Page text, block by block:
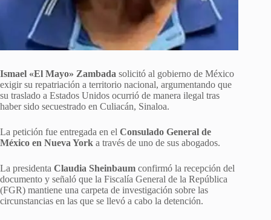
Ismael «El Mayo» Zambada solicitó al gobierno de México
exigir su repatriación a territorio nacional, argumentando que
su traslado a Estados Unidos ocurrió de manera ilegal tras
haber sido secuestrado en Culiacán, Sinaloa.
La petición fue entregada en el Consulado General de
México en Nueva York a través de uno de sus abogados.
La presidenta Claudia Sheinbaum confirmó la recepción del
documento y señaló que la Fiscalía General de la República
(FGR) mantiene una carpeta de investigación sobre las
circunstancias en las que se llevó a cabo la detención.